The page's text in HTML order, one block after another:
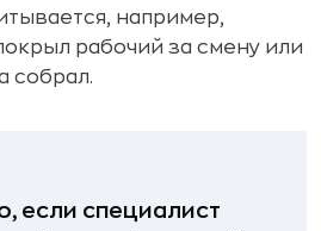
например,
рабочий за смену или
собрал.
если специалист